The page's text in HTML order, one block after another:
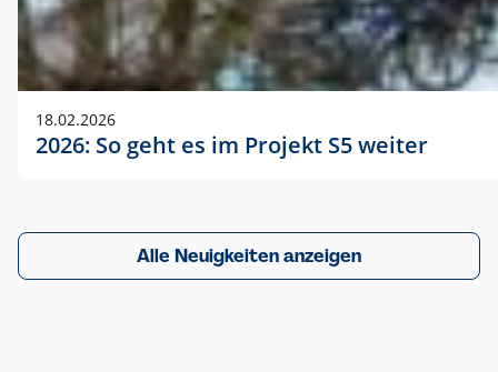
18.02.2026
2026: So geht es im Projekt S5 weiter
Alle Neuigkeiten anzeigen